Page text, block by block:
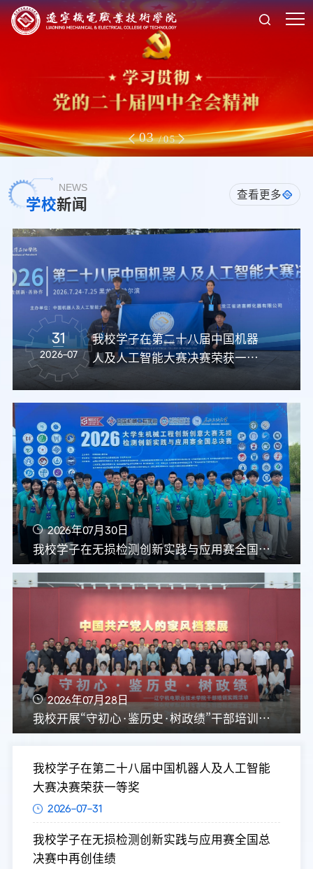
3 -5
NEWS
学校新闻
查看更多
31
2026-07
我校学子在第二十八届中国机器
人及人工智能大赛决赛荣获一等
2026年07月30日
我校学子在无损检测创新实践与应用赛全国总决赛中再创佳绩
2026年07月28日
我校开展“守初心·鉴历史·树政绩”干部培训实践活动
我校学子在第二十八届中国机器人及人工智能
大赛决赛荣获一等奖
2026-07-31
我校学子在无损检测创新实践与应用赛全国总
决赛中再创佳绩